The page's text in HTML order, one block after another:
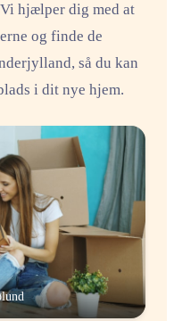
hjælper dig med at
og finde de
så du kan
i dit nye hjem.